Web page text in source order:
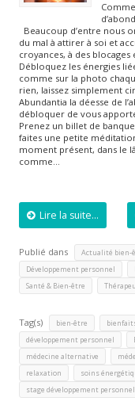
Beaucoup d’entre nous
du mal à attirer à soi et
croyances, à des
Débloquez les énergies
comme sur la photo
rien, laissez simplement
Abundantia la déesse de
débloquer de vous
Prenez un billet de
faites une petite
moment présent, dans le
comme…
Lire la suite...
Publié dans Actualité bien-
Développement personnel
Santé & Bien-être
Tag(s) bien-être
développement personnel
médecine alternative
relaxation soins
stage développement personnel